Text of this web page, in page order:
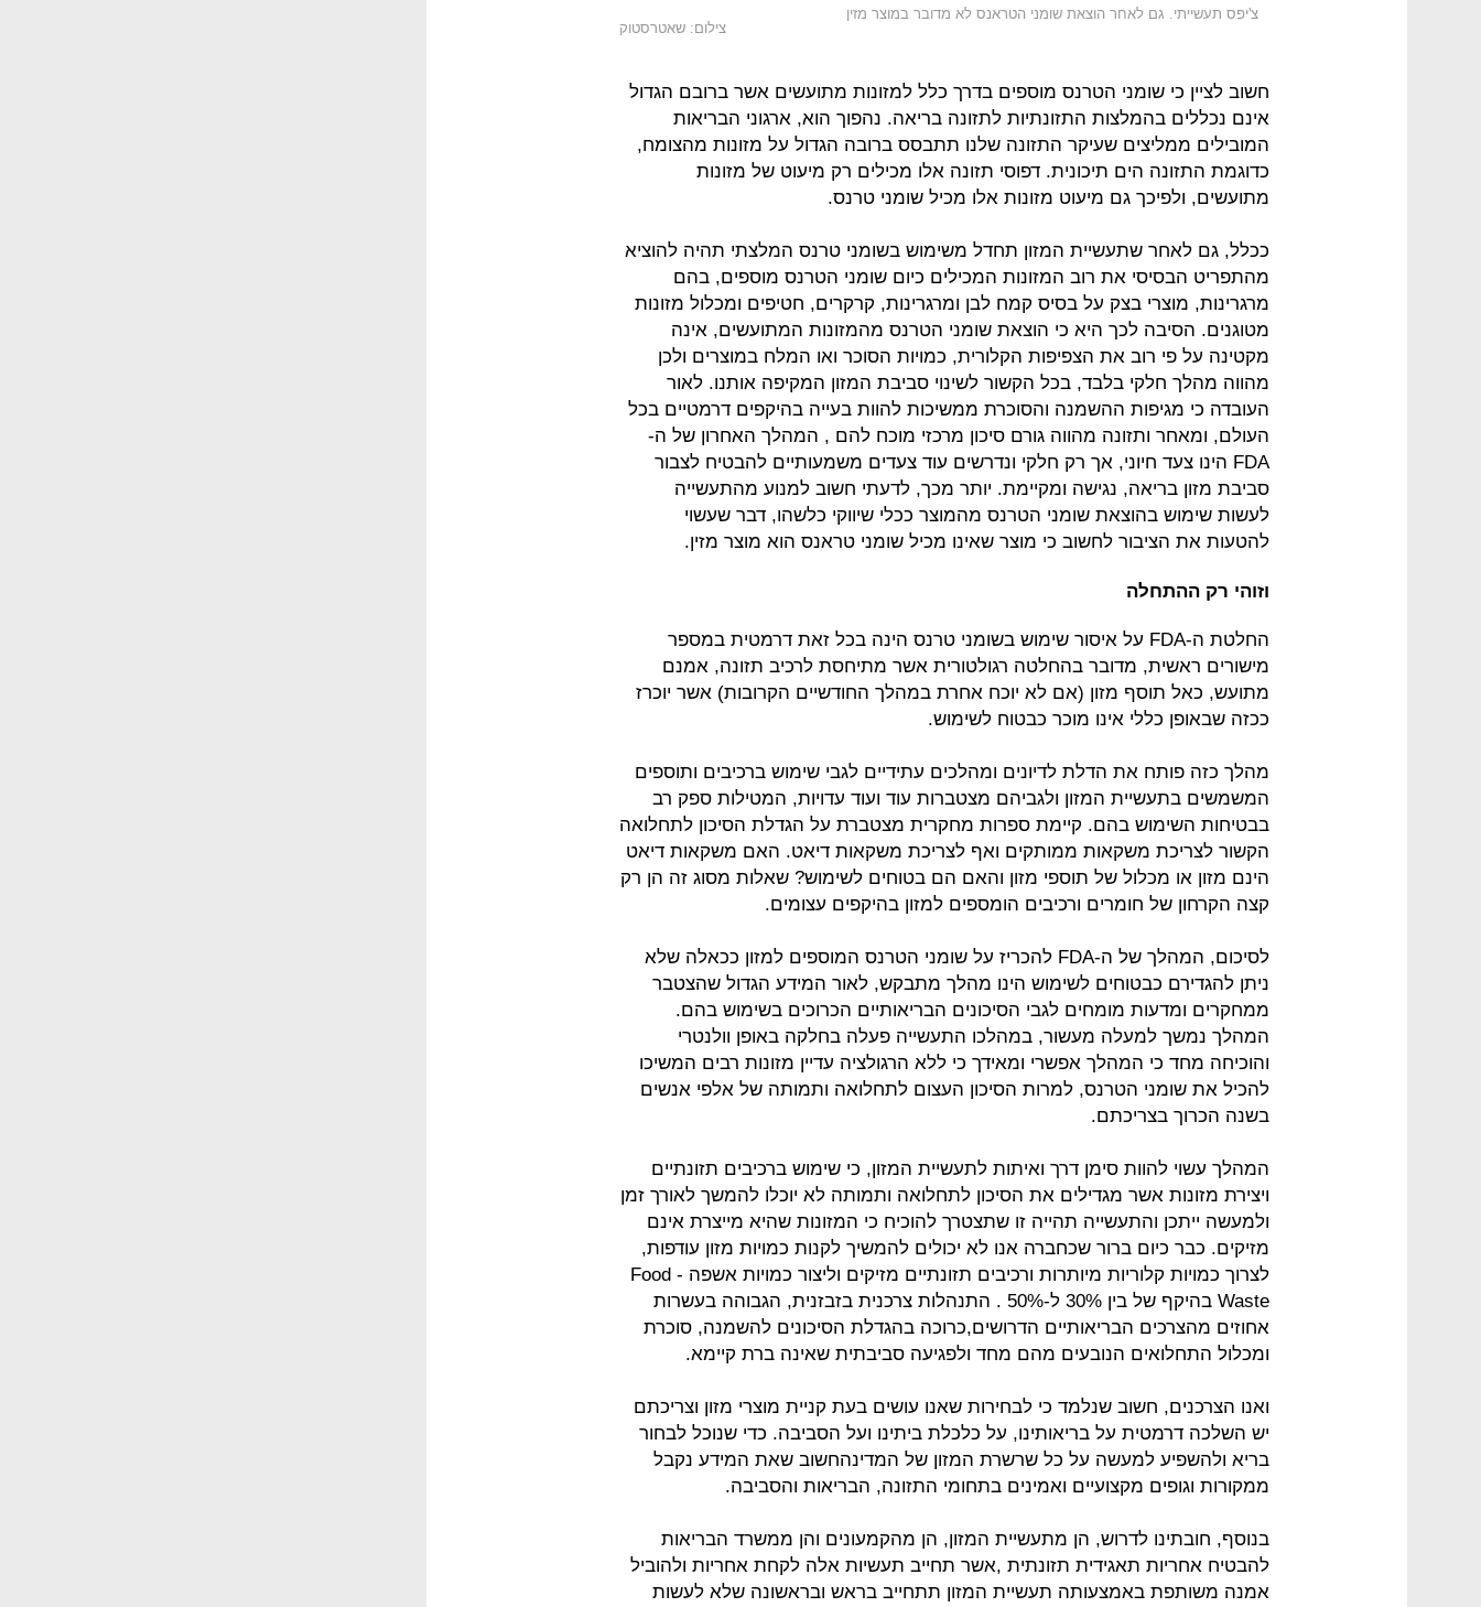
צ'יפס תעשייתי. גם לאחר הוצאת שומני הטראנס לא מדובר במוצר מזין
צילום: שאטרסטוק
חשוב לציין כי שומני הטרנס מוספים בדרך כלל למזונות מתועשים אשר ברובם הגדול
אינם נכללים בהמלצות התזונתיות לתזונה בריאה. נהפוך הוא, ארגוני הבריאות
המובילים ממליצים שעיקר התזונה שלנו תתבסס ברובה הגדול על מזונות מהצומח,
כדוגמת התזונה הים תיכונית. דפוסי תזונה אלו מכילים רק מיעוט של מזונות
מתועשים, ולפיכך גם מיעוט מזונות אלו מכיל שומני טרנס.
ככלל, גם לאחר שתעשיית המזון תחדל משימוש בשומני טרנס המלצתי תהיה להוציא
מהתפריט הבסיסי את רוב המזונות המכילים כיום שומני הטרנס מוספים, בהם
מרגרינות, מוצרי בצק על בסיס קמח לבן ומרגרינות, קרקרים, חטיפים ומכלול מזונות
מטוגנים. הסיבה לכך היא כי הוצאת שומני הטרנס מהמזונות המתועשים, אינה
מקטינה על פי רוב את הצפיפות הקלורית, כמויות הסוכר ואו המלח במוצרים ולכן
מהווה מהלך חלקי בלבד, בכל הקשור לשינוי סביבת המזון המקיפה אותנו. לאור
העובדה כי מגיפות ההשמנה והסוכרת ממשיכות להוות בעייה בהיקפים דרמטיים בכל
העולם, ומאחר ותזונה מהווה גורם סיכון מרכזי מוכח להם , המהלך האחרון של ה-
FDA הינו צעד חיוני, אך רק חלקי ונדרשים עוד צעדים משמעותיים להבטיח לצבור
סביבת מזון בריאה, נגישה ומקיימת. יותר מכך, לדעתי חשוב למנוע מהתעשייה
לעשות שימוש בהוצאת שומני הטרנס מהמוצר ככלי שיווקי כלשהו, דבר שעשוי
להטעות את הציבור לחשוב כי מוצר שאינו מכיל שומני טראנס הוא מוצר מזין.
וזוהי רק ההתחלה
החלטת ה-FDA על איסור שימוש בשומני טרנס הינה בכל זאת דרמטית במספר
מישורים ראשית, מדובר בהחלטה רגולטורית אשר מתיחסת לרכיב תזונה, אמנם
מתועש, כאל תוסף מזון (אם לא יוכח אחרת במהלך החודשיים הקרובות) אשר יוכרז
ככזה שבאופן כללי אינו מוכר כבטוח לשימוש.
מהלך כזה פותח את הדלת לדיונים ומהלכים עתידיים לגבי שימוש ברכיבים ותוספים
המשמשים בתעשיית המזון ולגביהם מצטברות עוד ועוד עדויות, המטילות ספק רב
בבטיחות השימוש בהם. קיימת ספרות מחקרית מצטברת על הגדלת הסיכון לתחלואה
הקשור לצריכת משקאות ממותקים ואף לצריכת משקאות דיאט. האם משקאות דיאט
הינם מזון או מכלול של תוספי מזון והאם הם בטוחים לשימוש? שאלות מסוג זה הן רק
קצה הקרחון של חומרים ורכיבים הומספים למזון בהיקפים עצומים.
לסיכום, המהלך של ה-FDA להכריז על שומני הטרנס המוספים למזון ככאלה שלא
ניתן להגדירם כבטוחים לשימוש הינו מהלך מתבקש, לאור המידע הגדול שהצטבר
ממחקרים ומדעות מומחים לגבי הסיכונים הבריאותיים הכרוכים בשימוש בהם.
המהלך נמשך למעלה מעשור, במהלכו התעשייה פעלה בחלקה באופן וולנטרי
והוכיחה מחד כי המהלך אפשרי ומאידך כי ללא הרגולציה עדיין מזונות רבים המשיכו
להכיל את שומני הטרנס, למרות הסיכון העצום לתחלואה ותמותה של אלפי אנשים
בשנה הכרוך בצריכתם.
המהלך עשוי להוות סימן דרך ואיתות לתעשיית המזון, כי שימוש ברכיבים תזונתיים
ויצירת מזונות אשר מגדילים את הסיכון לתחלואה ותמותה לא יוכלו להמשך לאורך זמן
ולמעשה ייתכן והתעשייה תהייה זו שתצטרך להוכיח כי המזונות שהיא מייצרת אינם
מזיקים. כבר כיום ברור שכחברה אנו לא יכולים להמשיך לקנות כמויות מזון עודפות,
לצרוך כמויות קלוריות מיותרות ורכיבים תזונתיים מזיקים וליצור כמויות אשפה - Food
Waste בהיקף של בין 30% ל-50% . התנהלות צרכנית בזבזנית, הגבוהה בעשרות
אחוזים מהצרכים הבריאותיים הדרושים,כרוכה בהגדלת הסיכונים להשמנה, סוכרת
ומכלול התחלואים הנובעים מהם מחד ולפגיעה סביבתית שאינה ברת קיימא.
ואנו הצרכנים, חשוב שנלמד כי לבחירות שאנו עושים בעת קניית מוצרי מזון וצריכתם
יש השלכה דרמטית על בריאותינו, על כלכלת ביתינו ועל הסביבה. כדי שנוכל לבחור
בריא ולהשפיע למעשה על כל שרשרת המזון של המדינהחשוב שאת המידע נקבל
ממקורות וגופים מקצועיים ואמינים בתחומי התזונה, הבריאות והסביבה.
בנוסף, חובתינו לדרוש, הן מתעשיית המזון, הן מהקמעונים והן ממשרד הבריאות
להבטיח אחריות תאגידית תזונתית ,אשר תחייב תעשיות אלה לקחת אחריות ולהוביל
אמנה משותפת באמצעותה תעשיית המזון תתחייב בראש ובראשונה שלא לעשות